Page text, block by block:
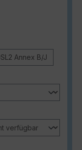
Annex B/J